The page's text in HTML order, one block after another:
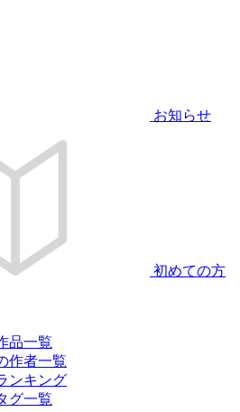
お知らせ
初めての方
品一覧
作者一覧
ンキング
グ一覧